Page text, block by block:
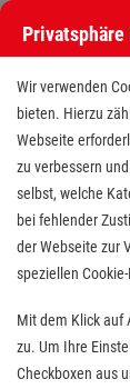
Wir verwenden
bieten. Hierzu
Webseite
zu verbessern
selbst, welche
bei fehlender
der Webseite zur
speziellen
Mit dem Klick auf
zu. Um Ihre
Checkboxen aus